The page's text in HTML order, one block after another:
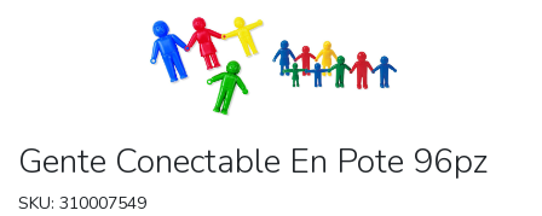
Gente Conectable En Pote 96pz
SKU: 310007549